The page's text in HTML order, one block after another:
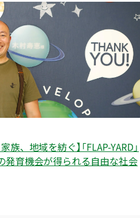
族、地域を紡ぐ】「FLAP-YARD」
発育機会が得られる自由な社会